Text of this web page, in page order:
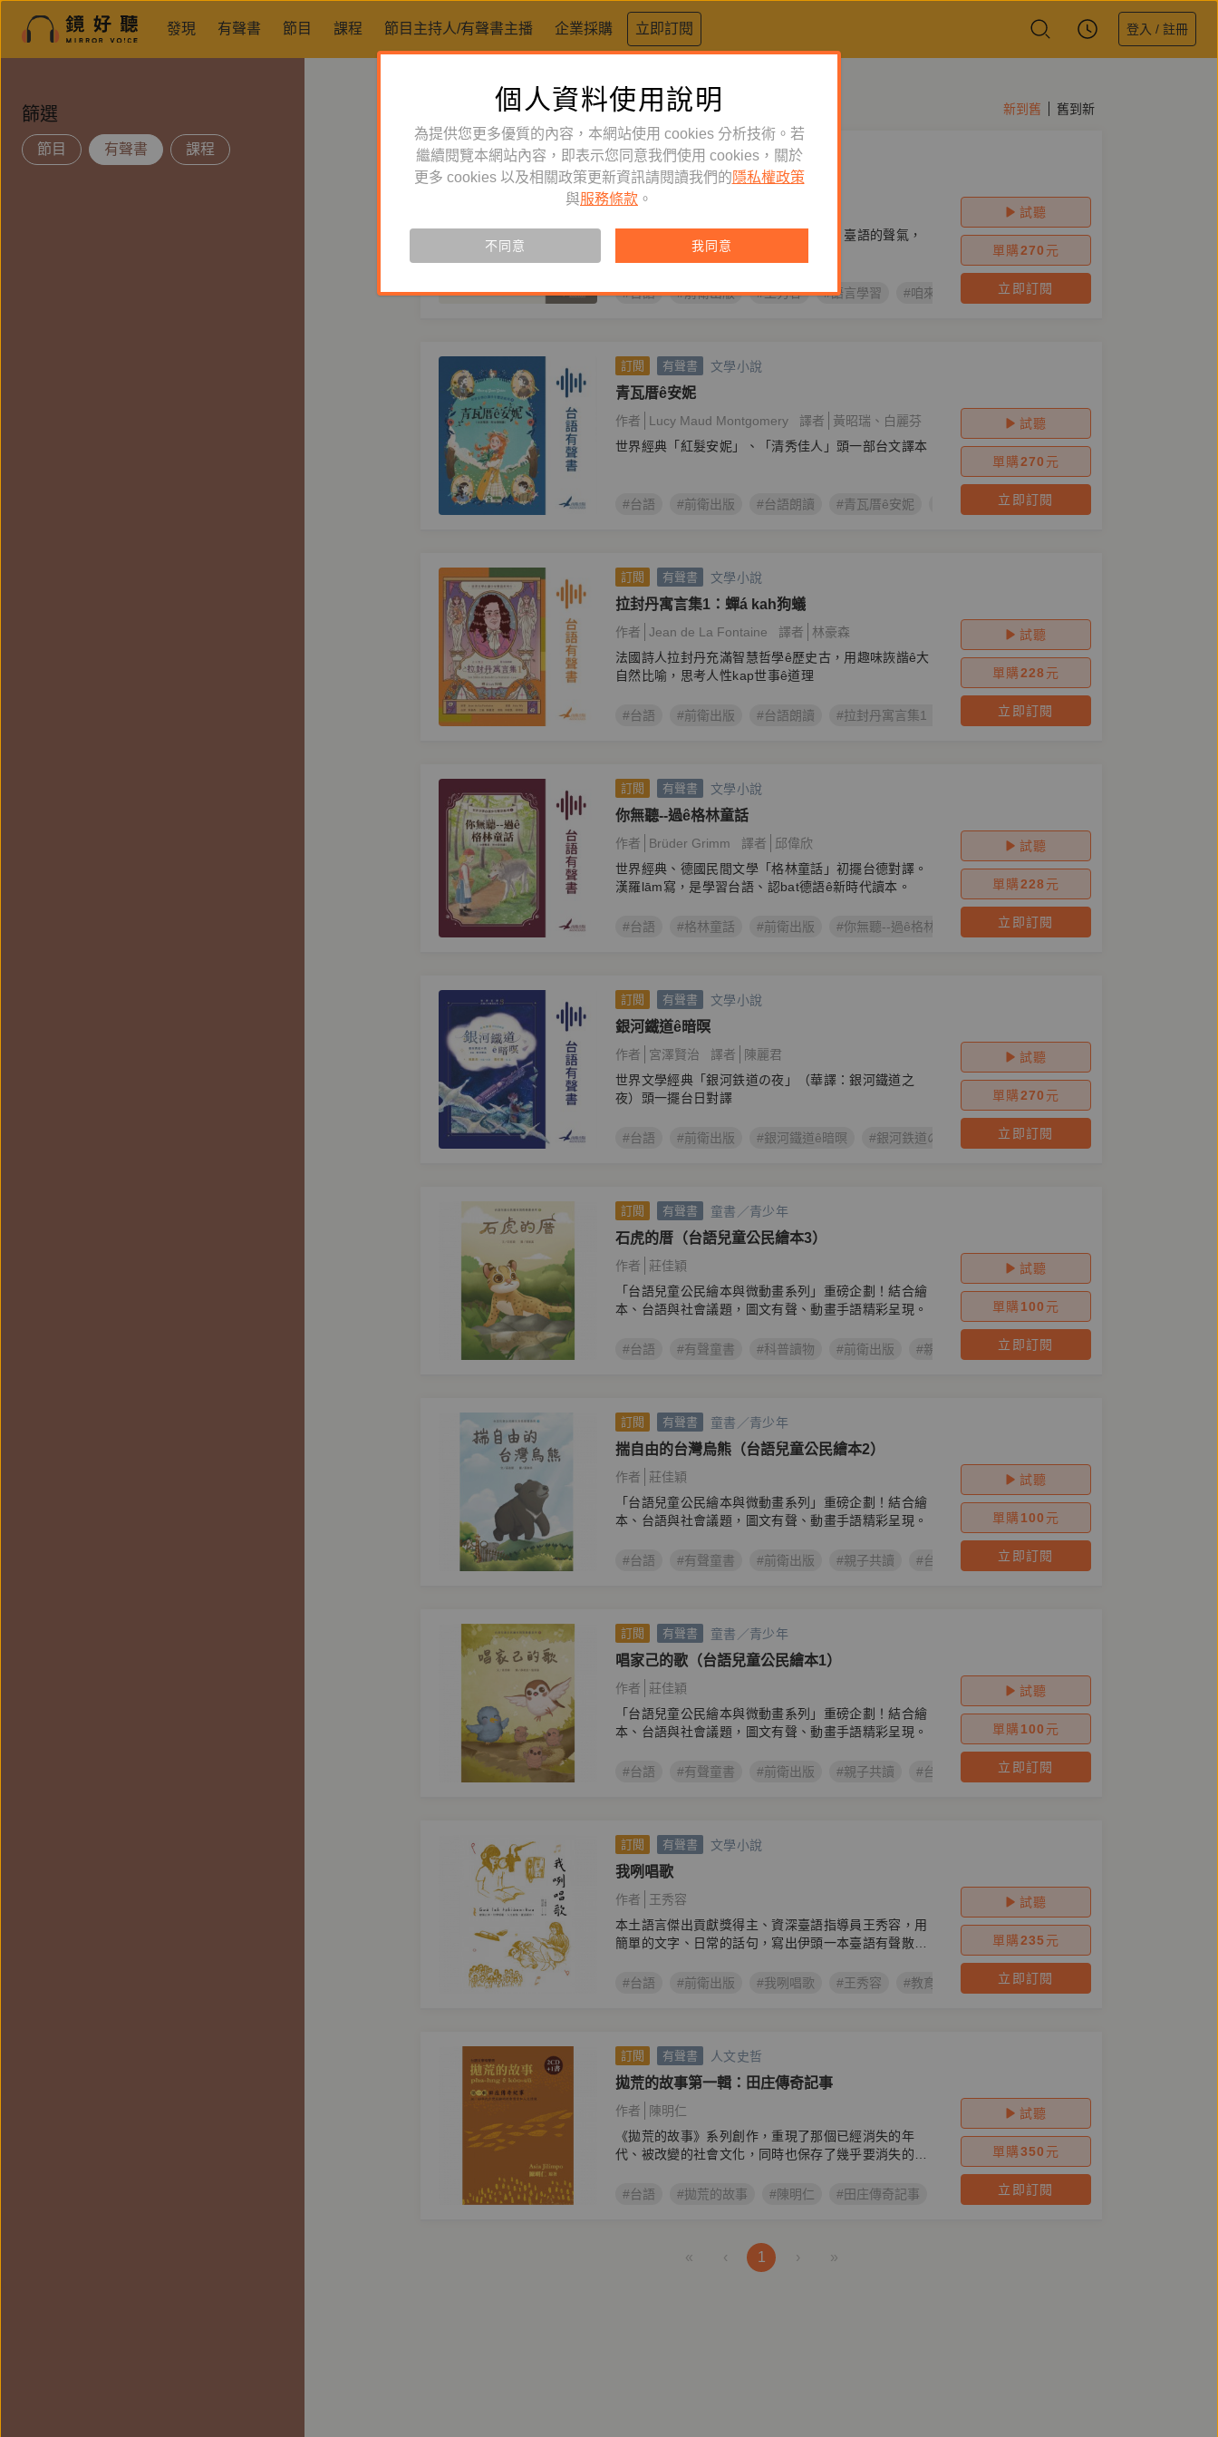
發現 有聲書 節目 課程 節目主持人/有聲書主播 企業採購 立即訂閱 登入 / 註冊
篩選
節目 有聲書 課程
前衛出版 新到舊 舊到新
訂閱 有聲書 文學小說
咱來讀讀
作者
咱是臺灣人， 來惜臺語文， 讀（tha̍k）臺語的聲氣，
讀（tho̍k）臺文的雅媠
#台語 #前衛出版 #王秀容 #語言學習 #咱來讀讀 #臺語 #台語有聲書
試聽
單購270 元
立即訂閱
訂閱 有聲書 文學小說
青瓦厝ê安妮
作者 Lucy Maud Montgomery 譯者 黃昭瑞
白麗芬
世界經典「紅髮安妮」、「清秀佳人」頭一部台文譯本
#台語 #前衛出版 #台語朗讀 #青瓦厝ê安妮 #Lucy Maud Montgomery
試聽
單購270 元
立即訂閱
訂閱 有聲書 文學小說
拉封丹寓言集1：蟬á kah狗蟻
作者 Jean de La Fontaine 譯者
林豪森
法國詩人拉封丹充滿智慧哲學ê歷史古，用趣味詼諧ê大
自然比喻，思考人性kap世事ê道理
#台語 #前衛出版 #台語朗讀 #拉封丹寓言集1：蟬á kah狗蟻 #拉封丹寓言集
試聽
單購228元
立即訂閱
訂閱 有聲書 文學小說
你無聽--過ê格林童話
作者 Brüder Grimm 譯者
邱偉欣
世界經典、德國民間文學「格林童話」初擺台德對譯。
漢羅lām寫，是學習台語、認bat德語ê新時代讀本。
#台語 #格林童話 #前衛出版 #你無聽--過ê格林童話 #台語朗讀
試聽
單購228元
立即訂閱
訂閱 有聲書 文學小說
銀河鐵道ê暗暝
作者 宮澤賢治 譯者
陳麗君
世界文學經典「銀河鉄道の夜」（華譯：銀河鐵道之
夜）頭一擺台日對譯
#台語 #前衛出版 #銀河鐵道ê暗暝 #銀河鉄道の夜 #銀河鐵道之夜
試聽
單購270 元
立即訂閱
訂閱 有聲書 童書／青少年
石虎的厝（台語兒童公民繪本3）
作者
莊佳穎
「台語兒童公民繪本與微動畫系列」重磅企劃！結合繪
本、台語與社會議題，圖文有聲、動畫手語精彩呈現。
#台語 #有聲童書 #科普讀物 #前衛出版 #親子共讀 #自然環境
試聽
單購100 元
立即訂閱
訂閱 有聲書 童書／青少年
揣自由的台灣烏熊（台語兒童公民繪本2）
作者
莊佳穎
「台語兒童公民繪本與微動畫系列」重磅企劃！結合繪
本、台語與社會議題，圖文有聲、動畫手語精彩呈現。
#台語 #有聲童書 #前衛出版 #親子共讀 #台語兒童公民繪本 #莊佳穎
試聽
單購100 元
立即訂閱
訂閱 有聲書 童書／青少年
唱家己的歌（台語兒童公民繪本1）
作者
莊佳穎
「台語兒童公民繪本與微動畫系列」重磅企劃！結合繪
本、台語與社會議題，圖文有聲、動畫手語精彩呈現。
#台語 #有聲童書 #前衛出版 #親子共讀 #台語兒童公民繪本 #莊佳穎
試聽
單購100 元
立即訂閱
訂閱 有聲書 文學小說
我咧唱歌
作者
王秀容
本土語言傑出貢獻獎得主、資深臺語指導員王秀容，用
簡單的文字、日常的話句，寫出伊頭一本臺語有聲散文
#台語
#前衛出版 #我咧唱歌 #王秀容 #教育部臺語推薦用字 #台語有聲書
試聽
單購235元
立即訂閱
訂閱 有聲書 人文史哲
拋荒的故事第一輯：田庄傳奇記事
作者
陳明仁
《拋荒的故事》系列創作，重現了那個已經消失的年
代、被改變的社會文化，同時也保存了幾乎要消失的母
#台語
#拋荒的故事 #陳明仁 #田庄傳奇記事 #前衛出版 #台語有聲書
試聽
單購350 元
立即訂閱
« ‹ 1 › »
個人資料使用說明
為提供您更多優質的內容，本網站使用 cookies 分析技術。若
繼續閱覽本網站內容，即表示您同意我們使用 cookies，關於
更多 cookies 以及相關政策更新資訊請閱讀我們的 隱私權政策
與服務條款 。
不同意 我同意